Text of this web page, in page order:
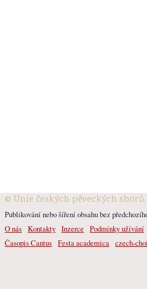
© Unie českých pěveckých sborů,
Publikování nebo šíření obsahu bez
O nás Kontakty Inzerce Podmínky užívání
Časopis Cantus Festa academica czech-